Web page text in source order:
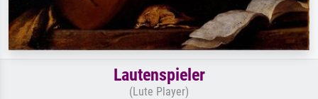
Lautenspieler
(Lute Player)